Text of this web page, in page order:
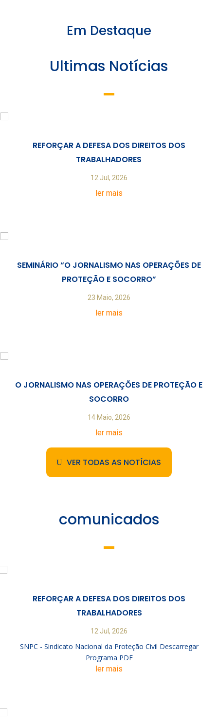
Em Destaque
Ultimas Notícias
REFORÇAR A DEFESA DOS DIREITOS DOS
TRABALHADORES
12 Jul, 2026
ler mais
SEMINÁRIO “O JORNALISMO NAS OPERAÇÕES DE
PROTEÇÃO E SOCORRO”
23 Maio, 2026
ler mais
O JORNALISMO NAS OPERAÇÕES DE PROTEÇÃO E
SOCORRO
14 Maio, 2026
ler mais
VER TODAS AS NOTÍCIAS
comunicados
REFORÇAR A DEFESA DOS DIREITOS DOS
TRABALHADORES
12 Jul, 2026
SNPC - Sindicato Nacional da Proteção Civil Descarregar
Programa PDF
ler mais